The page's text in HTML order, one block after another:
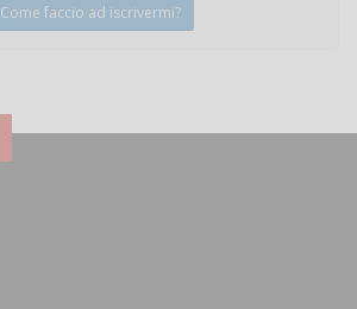
Come faccio ad iscrivermi?